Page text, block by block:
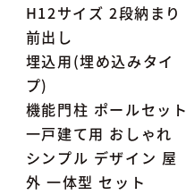
H12サイズ 2段納まり
前出し
埋込用(埋め込みタイ
プ)
機能門柱 ポールセット
一戸建て用 おしゃれ
シンプル デザイン 屋
外 一体型 セット